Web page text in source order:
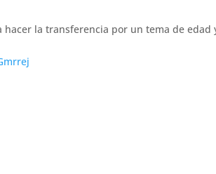
la transferencia por un tema de